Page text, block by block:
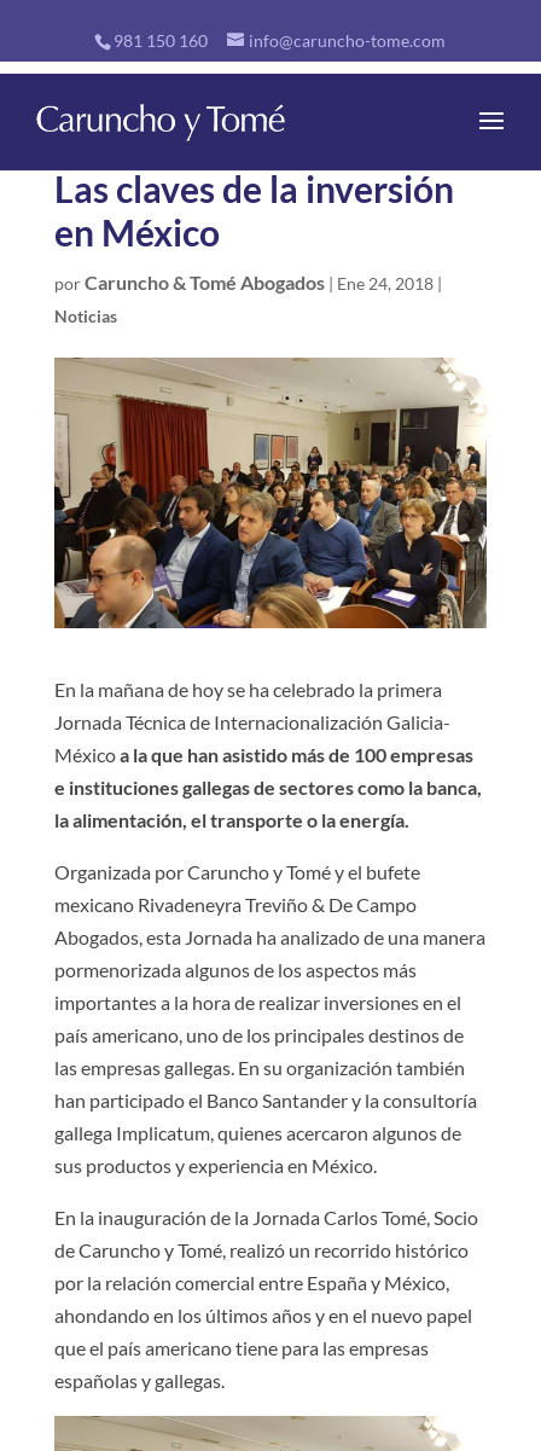
981 150 160 info@caruncho-tome.com
Las claves de la inversión
en México
porCaruncho & Tomé Abogados| Ene 24, 2018|
Noticias
En la mañana de hoy se ha celebrado la primera
Jornada Técnica de Internacionalización Galicia-
Méxicoa la que han asistido más de 100 empresas
e instituciones gallegas de sectores como la banca,
la alimentación, el transporte o la energía.
Organizada por Caruncho y Tomé y el bufete
mexicano Rivadeneyra Treviño & De Campo
Abogados, esta Jornada ha analizado de una manera
pormenorizada algunos de los aspectos más
importantes a la hora de realizar inversiones en el
país americano, uno de los principales destinos de
las empresas gallegas. En su organización también
han participado el Banco Santander y la consultoría
gallega Implicatum, quienes acercaron algunos de
sus productos y experiencia en México.
En la inauguración de la Jornada Carlos Tomé, Socio
de Caruncho y Tomé, realizó un recorrido histórico
por la relación comercial entre España y México,
ahondando en los últimos años y en el nuevo papel
que el país americano tiene para las empresas
españolas y gallegas.